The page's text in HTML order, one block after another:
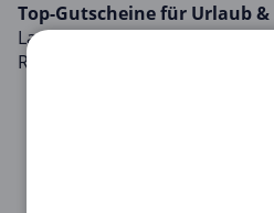
Top-Gutscheine für Urlaub &
Lass uns direkt zu den Top-
Reise in diesem Monat